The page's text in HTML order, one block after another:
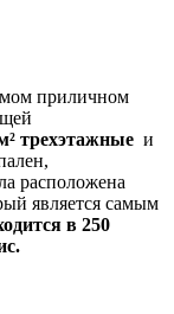
приличном
трехэтажные и
расположена
является самым
в 250